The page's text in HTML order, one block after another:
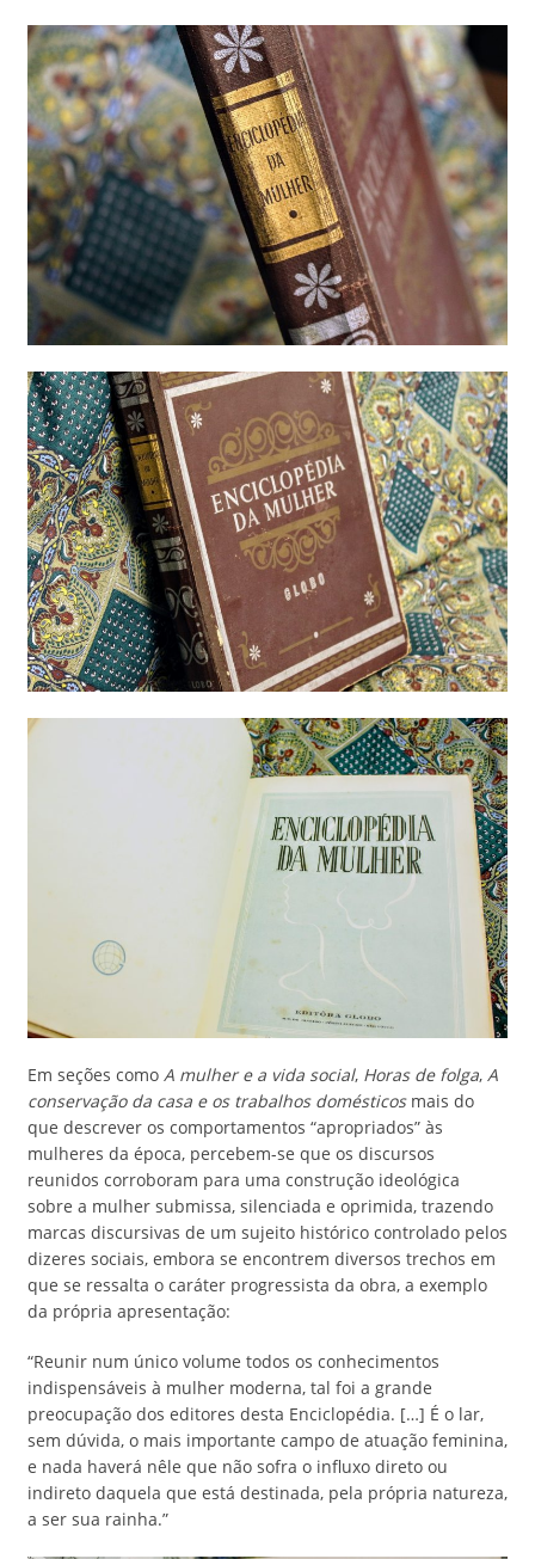
Em seções como A mulher e a vida social, Horas de folga, A
conservação da casa e os trabalhos domésticosmais do
que descrever os comportamentos “apropriados” às
mulheres da época, percebem-se que os discursos
reunidos corroboram para uma construção ideológica
sobre a mulher submissa, silenciada e oprimida, trazendo
marcas discursivas de um sujeito histórico controlado pelos
dizeres sociais, embora se encontrem diversos trechos em
que se ressalta o caráter progressista da obra, a exemplo
da própria apresentação:
“Reunir num único volume todos os conhecimentos
indispensáveis à mulher moderna, tal foi a grande
preocupação dos editores desta Enciclopédia. […] É o lar,
sem dúvida, o mais importante campo de atuação feminina,
e nada haverá nêle que não sofra o influxo direto ou
indireto daquela que está destinada, pela própria natureza,
a ser sua rainha.”